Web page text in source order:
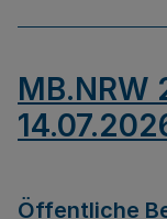
MB.NRW
Öffentliche